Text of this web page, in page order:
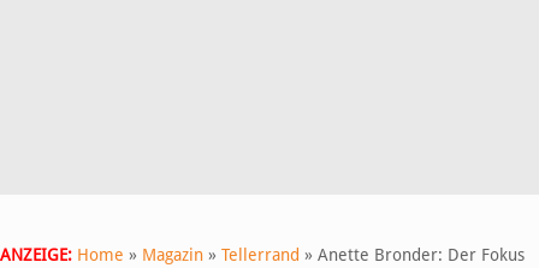
ANZEIGE: Home » Magazin » Tellerrand » Anette Bronder: Der Fokus